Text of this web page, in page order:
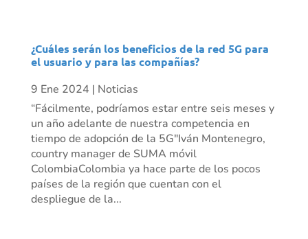
¿Cuáles serán los beneficios de la red 5G para
el usuario y para las compañías?
9 Ene 2024 | Noticias
“Fácilmente, podríamos estar entre seis meses y
un año adelante de nuestra competencia en
tiempo de adopción de la 5G"Iván Montenegro,
country manager de SUMA móvil
ColombiaColombia ya hace parte de los pocos
países de la región que cuentan con el
despliegue de la...